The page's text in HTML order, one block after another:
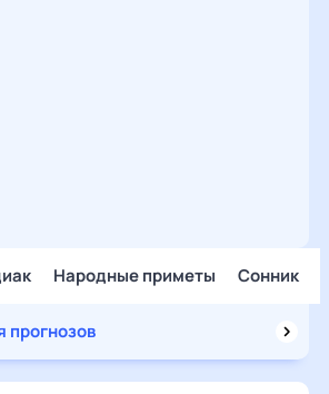
Народные приметы Сонник
прогнозов